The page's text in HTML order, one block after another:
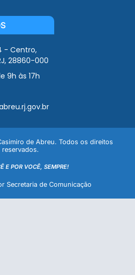
- Centro,
28860-000
9h às 17h
de Abreu. Todos os direitos
reservados.
E POR VOCÊ, SEMPRE!
Secretaria de Comunicação